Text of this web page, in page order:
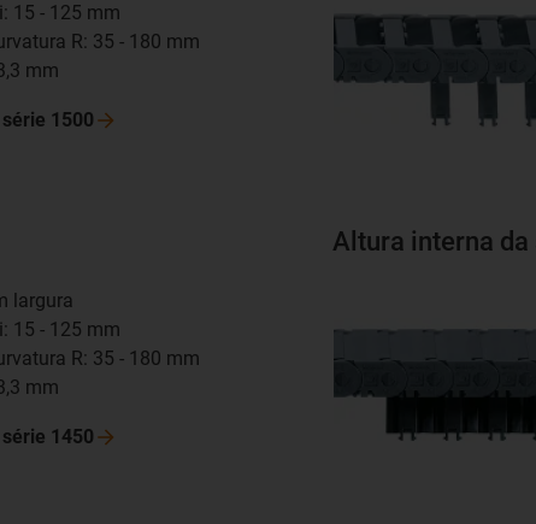
15 - 125 mm
R: 35 - 180 mm
mm
série 1500
largura
15 - 125 mm
R: 35 - 180 mm
mm
série 1450
Altura interna